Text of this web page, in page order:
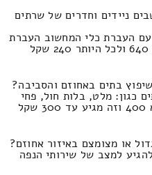
ניידים וחדרים של שרתים
העברת כלי המחשוב העברת
דירה של סרברים מלא העלות הוא 640 ולכל היותר 240 שקל
בתים באחוזם והסביבה?
כגון: מלט, בלות חול, פחי
צבע וזה לא נגמר כאן. המחיר הוא 400 וזה מגיע עד 300 שקל
או מצומצם באיזור אחוזם?
למצב של שירותי הנפה